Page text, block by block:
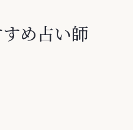
め占い師